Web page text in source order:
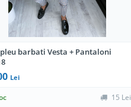
barbati Vesta + Pantaloni
Lei
15 Lei